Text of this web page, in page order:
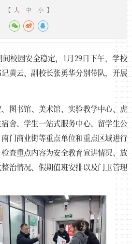
【 大 中 小 】
校园安全稳定，1月29日下午，学校
黄云、副校长张勇华分别带队，开展
图书馆、美术馆、实验教学中心、虎
舍、学生一站式服务中心、留学生公
门商业街等重点单位和重点区域进行
查重点内容为安全教育宣讲情况、放
治情况、假期值班安排以及门卫管理